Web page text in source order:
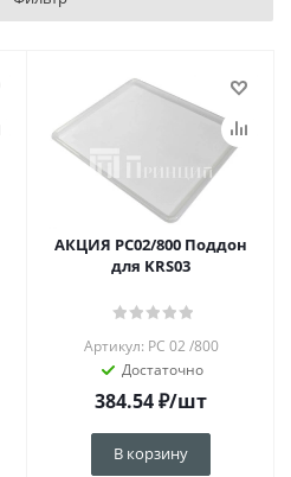
AКЦИЯ PC02/800 Поддон
для KRS03
Артикул: PC 02 /800
Достаточно
384.54₽/шт
В корзину